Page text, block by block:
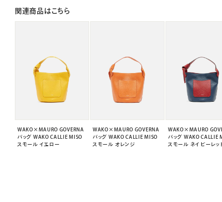
関連商品はこちら
WAKO×MAURO GOVERNA
バッグ WAKO CALLIE MISO
スモール イエロー
WAKO×MAURO GOVERNA
バッグ WAKO CALLIE MISO
スモール オレンジ
WAKO×MAURO
バッグ WAKO CALLIE
スモール ネイビーレッ